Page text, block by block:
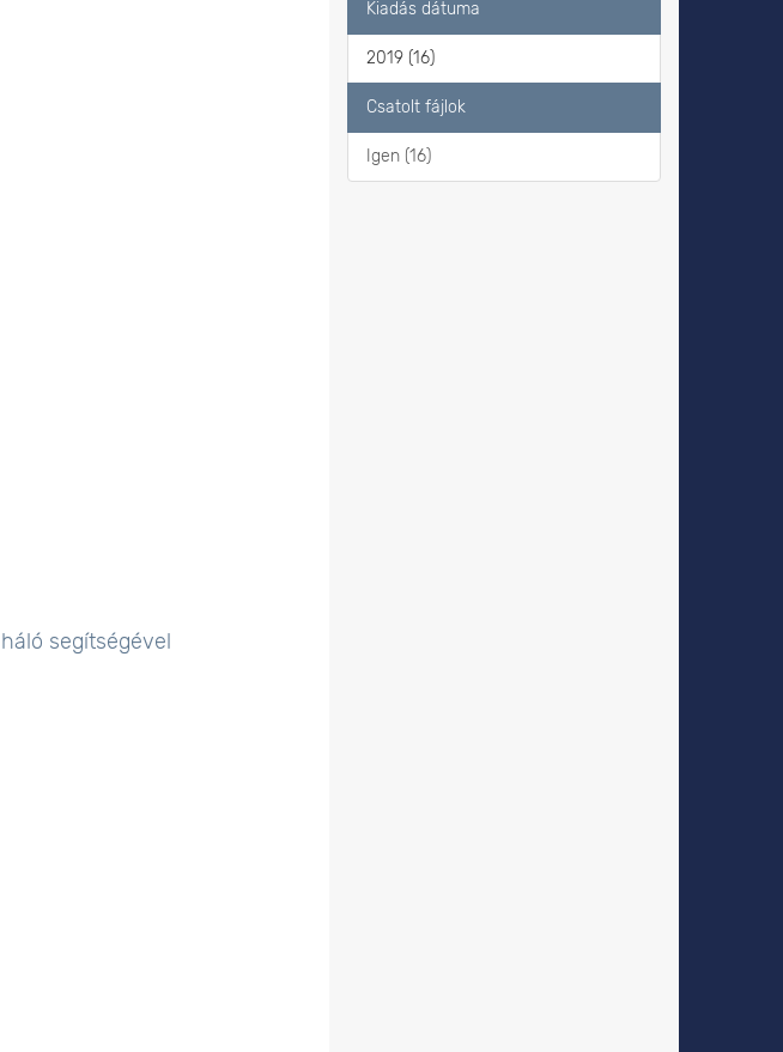
segítségével
Kiadás dátuma
2019 (16)
Csatolt fájlok
Igen (16)